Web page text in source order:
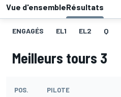
Vue d'ensembleRésultats
ENGAGÉS EL1 EL2 Q
Meilleurs tours 3
POS. PILOTE